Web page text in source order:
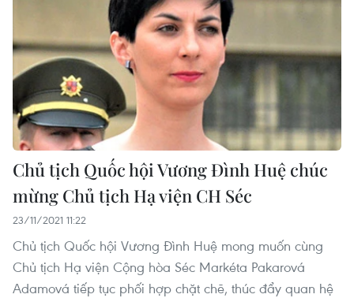
Chủ tịch Quốc hội Vương Đình Huệ chúc
mừng Chủ tịch Hạ viện CH Séc
23/11/2021 11:22
Chủ tịch Quốc hội Vương Đình Huệ mong muốn cùng
Chủ tịch Hạ viện Cộng hòa Séc Markéta Pakarová
Adamová tiếp tục phối hợp chặt chẽ, thúc đẩy quan hệ